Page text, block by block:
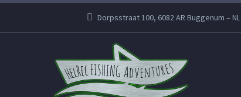
Dorpsstraat 100, 6082 AR Buggenum – NL